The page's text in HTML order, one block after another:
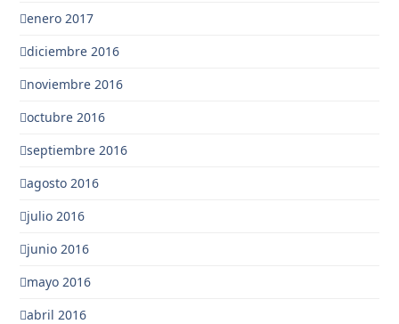
enero 2017
diciembre 2016
noviembre 2016
octubre 2016
septiembre 2016
agosto 2016
julio 2016
junio 2016
mayo 2016
abril 2016